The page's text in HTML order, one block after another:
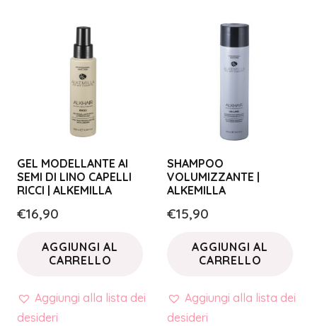
GEL MODELLANTE AI
SEMI DI LINO CAPELLI
RICCI | ALKEMILLA
€16,90
AGGIUNGI AL
CARRELLO
Aggiungi alla lista dei
desideri
SHAMPOO
VOLUMIZZANTE |
ALKEMILLA
€15,90
AGGIUNGI AL
CARRELLO
Aggiungi alla lista dei
desideri